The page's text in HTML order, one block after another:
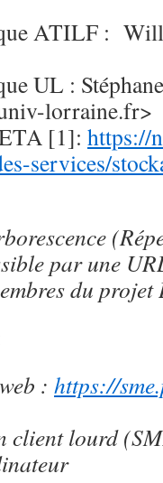
ATILF :
UL :
lorraine.fr>
[1]: https://
services/
par une
du projet
: https://
client lourd